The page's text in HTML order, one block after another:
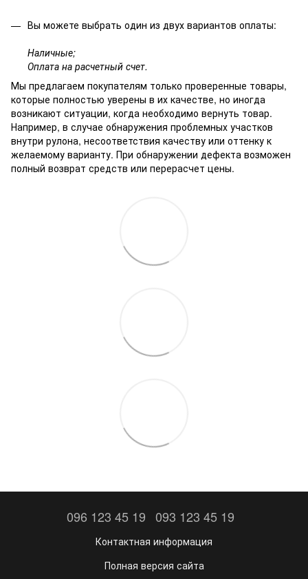
Вы можете выбрать один из двух вариантов оплаты:
Наличные;
Оплата на расчетный счет.
Мы предлагаем покупателям только проверенные товары,
которые полностью уверены в их качестве, но иногда
возникают ситуации, когда необходимо вернуть товар.
Например, в случае обнаружения проблемных участков
внутри рулона, несоответствия качеству или оттенку к
желаемому варианту. При обнаружении дефекта возможен
полный возврат средств или перерасчет цены.
096 123 45 19 093 123 45 19
Контактная информация
Полная версия сайта